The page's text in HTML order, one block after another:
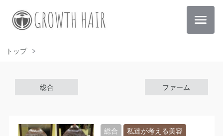
トップ
総合 ファーム
総合 私達が考える美容